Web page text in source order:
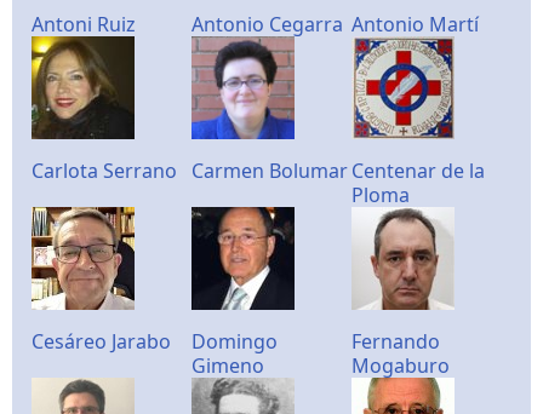
Antoni Ruiz Antonio Cegarra Antonio Martí
Carlota Serrano Carmen BolumarCentenar de la
Ploma
Cesáreo Jarabo
Domingo
Gimeno
Fernando
Mogaburo